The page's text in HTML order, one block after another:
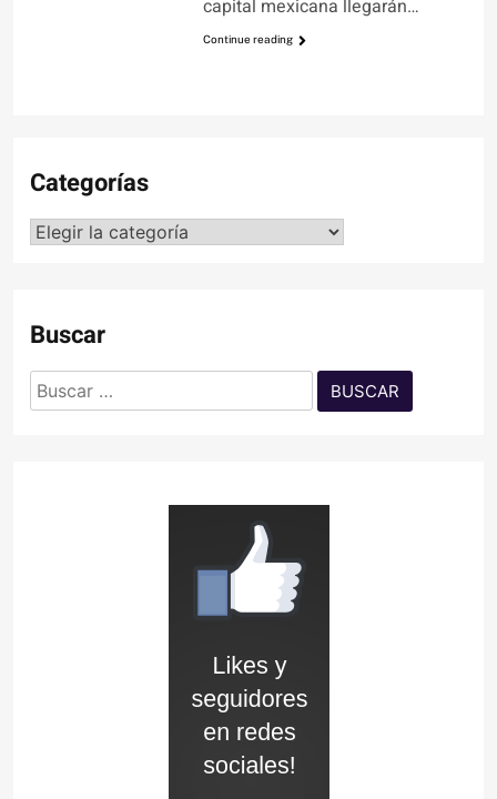
capital mexicana llegarán…
Continue reading
Categorías
Categorías
Buscar
Buscar: